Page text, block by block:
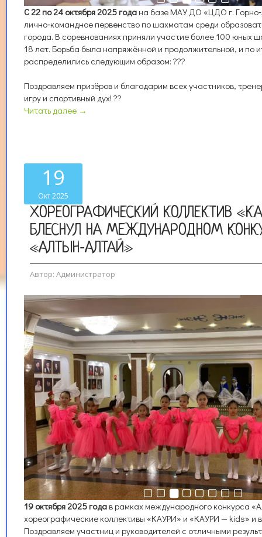
С 22 по 24 октября 2025 года на базе МАУ ДО «ЦДО г.
лично‑командное первенство по шахматам среди
города. В соревнованиях приняли участие более 100 юных
18 лет. Борьба была напряжённой и продолжительной, и по
распределились следующим образом: ???
Поздравляем призёров и благодарим всех участников,
игру и спортивный дух! ??
Читать далее →
19
Окт 2025
ХОРЕОГРАФИЧЕСКИЙ КОЛЛЕКТИВ
БЛЕСНУЛ НА МЕЖДУНАРОДНОМ
«АЛТЫН‑АЛТАЙ»
Автор: Администратор
19 октября 2025 года в рамках международного конкурса
хореографические коллективы «КАУРИ» и «КАУРИ — kids» и
Поздравляем участниц и руководителей с отличными